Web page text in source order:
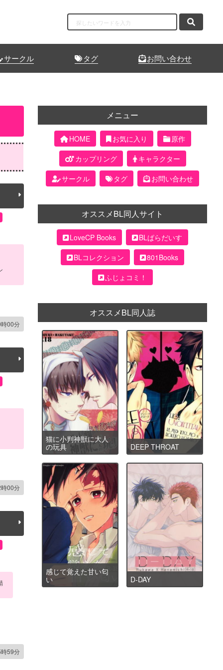
サークル タグ お問い合わせ
00分
00分
59分
メニュー
HOME お気に入り
原作
カップリング
キャラクター
サークル
タグ お問い合わせ
オススメBL同人サイト
LoveCP Books
BLぱらだいす
BLコレクション
801Books
ふじょコミ！
オススメBL同人誌
猫に小判神獣に大人
の玩具
DEEP THROAT
感じて覚えた甘い匂
い
D-DAY